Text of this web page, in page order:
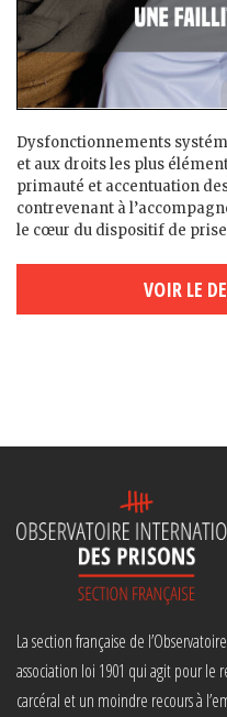
Dysfonctionnements
et aux droits les plus
primauté et accentuation
contrevenant à
le cœur du dispositif de prise
VOIR LE
La section française de
association loi 1901 qui agit pour le
carcéral et un moindre recours à